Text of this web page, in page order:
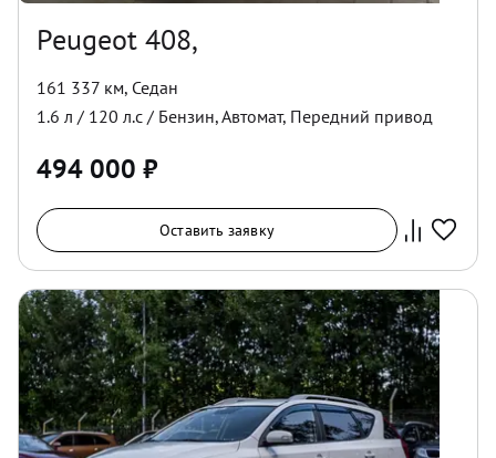
Peugeot 408,
161 337 км, Седан
1.6 л / 120 л.с / Бензин,Автомат, Передний привод
494 000 ₽
Оставить заявку